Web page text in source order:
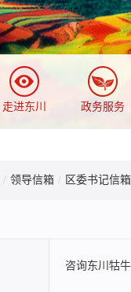
走进东川 政务服务
/ 领导信箱 / 区委书记信箱
咨询东川牯